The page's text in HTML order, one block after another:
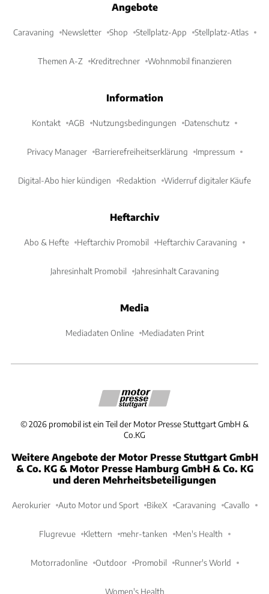
Angebote
Caravaning Newsletter Shop Stellplatz-App Stellplatz-Atlas
Themen A-Z Kreditrechner Wohnmobil finanzieren
Information
Kontakt AGB Nutzungsbedingungen Datenschutz
Privacy Manager Barrierefreiheitserklärung Impressum
Digital-Abo hier kündigen Redaktion Widerruf digitaler Käufe
Heftarchiv
Abo & Hefte Heftarchiv Promobil Heftarchiv Caravaning
Jahresinhalt Promobil Jahresinhalt Caravaning
Media
Mediadaten Online Mediadaten Print
©2026 promobil ist ein Teil der Motor Presse Stuttgart GmbH &
Co.KG
Weitere Angebote der Motor Presse Stuttgart GmbH
& Co. KG & Motor Presse Hamburg GmbH & Co. KG
und deren Mehrheitsbeteiligungen
Aerokurier Auto Motor und Sport BikeX Caravaning Cavallo
Flugrevue Klettern mehr-tanken Men's Health
Motorradonline Outdoor Promobil Runner's World
Women's Health